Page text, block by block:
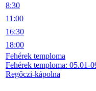
8:30
11:00
16:30
18:00
Fehérek temploma
Fehérek temploma: 05.01-
Regőczi-kápolna